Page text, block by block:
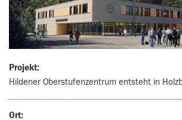
Projekt:
Hildener Oberstufenzentrum entsteht in
Ort: